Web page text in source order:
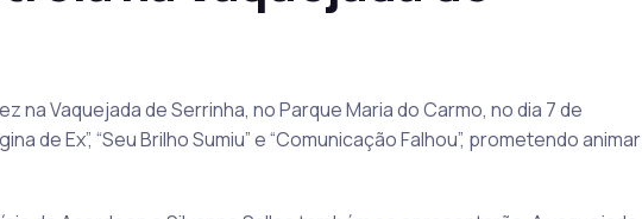
na Vaquejada de Serrinha, no Parque Maria do Carmo, no dia 7 de
de Ex”, “Seu Brilho Sumiu” e “Comunicação Falhou”, prometendo animar